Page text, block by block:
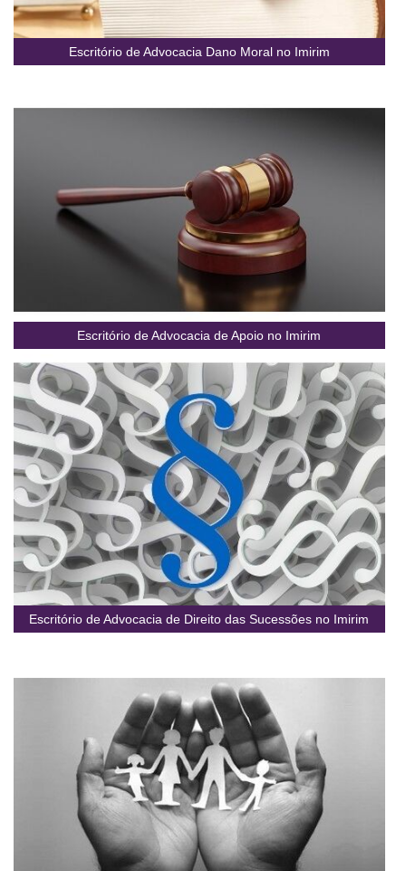
Escritório de Advocacia Dano Moral no Imirim
Escritório de Advocacia de Apoio no Imirim
Escritório de Advocacia de Direito das Sucessões no Imirim